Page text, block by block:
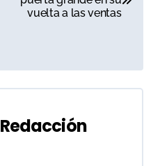
vuelta a las ventas
Redacción